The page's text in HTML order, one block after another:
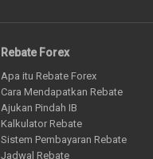
Rebate Forex
Apa itu Rebate Forex
Cara Mendapatkan Rebate
Ajukan Pindah IB
Kalkulator Rebate
Sistem Pembayaran Rebate
Jadwal Rebate